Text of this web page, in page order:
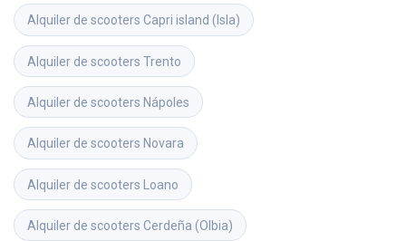
Alquiler de scooters Capri island (Isla)
Alquiler de scooters Trento
Alquiler de scooters Nápoles
Alquiler de scooters Novara
Alquiler de scooters Loano
Alquiler de scooters Cerdeña (Olbia)